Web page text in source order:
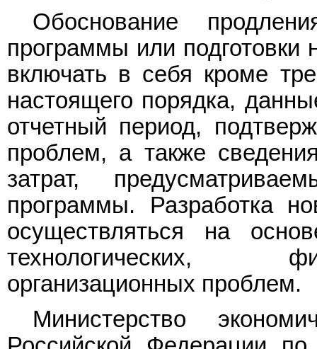
Обоснование
программы или
включать в себя кроме
настоящего порядка,
отчетный период,
проблем, а также
затрат,
программы. Разработка
осуществляться на
технологических,
организационных проблем.
Министерство